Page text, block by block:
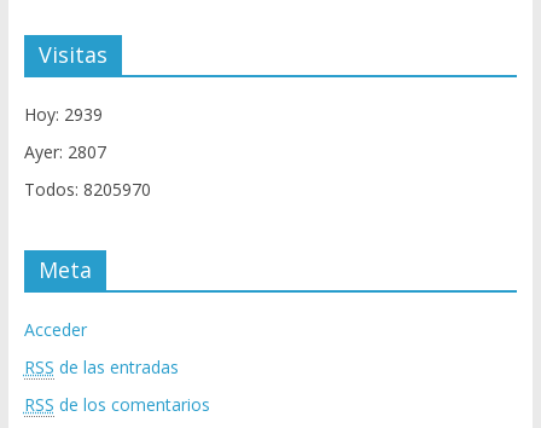
Visitas
Hoy: 2939
Ayer: 2807
Todos: 8205970
Meta
Acceder
RSS de las entradas
RSS de los comentarios